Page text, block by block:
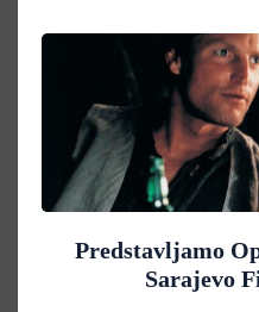
Predstavljamo
Sarajevo